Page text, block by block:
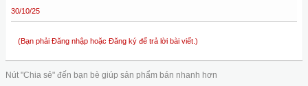
30/10/25
(Bạn phải Đăng nhập hoặc Đăng ký để trả lời bài viết.)
Nút "Chia sẻ" đến bạn bè giúp sản phẩm bán nhanh hơn